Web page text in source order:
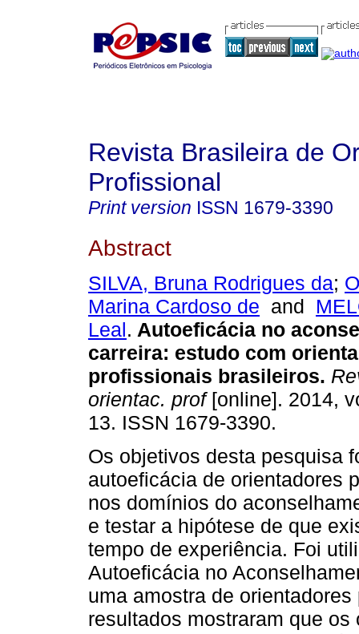
Revista Brasileira de
Profissional
Print version ISSN 1679-3390
Abstract
SILVA, Bruna Rodrigues da;
Marina Cardoso de and
Leal. Autoeficácia no
carreira: estudo com
profissionais brasileiros.
orientac. prof[online]. 2014,
13. ISSN 1679-3390.
Os objetivos desta pesquisa
autoeficácia de orientadores
nos domínios do
e testar a hipótese de que
tempo de experiência. Foi
Autoeficácia no
uma amostra de
resultados mostraram que